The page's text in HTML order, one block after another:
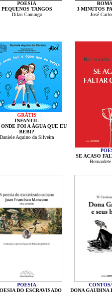
POESIA
PEQUENOS TANGOS
Dilan Camargo
3 MINUTOS
José
GRÁTIS
INFANTIL
ONDE FOI A ÁGUA QUE EU
BEBI?
Daniele Aquino da Silveira
SE ACASO
POESIA
DO ESCRAVISADO
DONA GAUDINA